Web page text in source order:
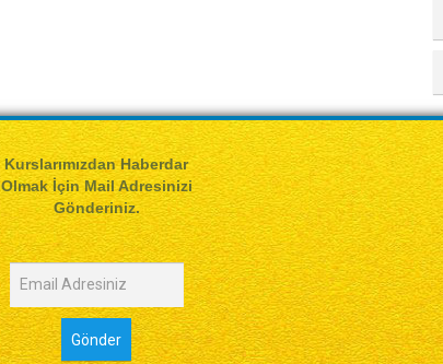
Kurslarımızdan Haberdar
Olmak İçin Mail Adresinizi
Gönderiniz.